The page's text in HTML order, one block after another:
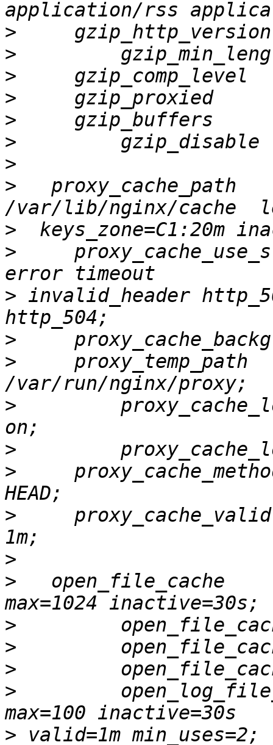
>
>
>
>
>
>
>
>
   proxy_cache_path
>
>
> invalid_header
>
>
     proxy_temp_path
>
>
>
>
>
>
   open_file_cache
>
>
>
>
>